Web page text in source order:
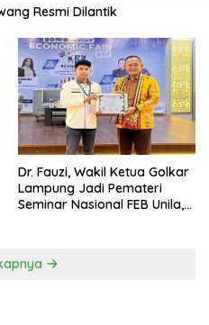
Resmi Dilantik
Dr. Fauzi, Wakil Ketua Golkar
Lampung Jadi Pemateri
Seminar Nasional FEB Unila,